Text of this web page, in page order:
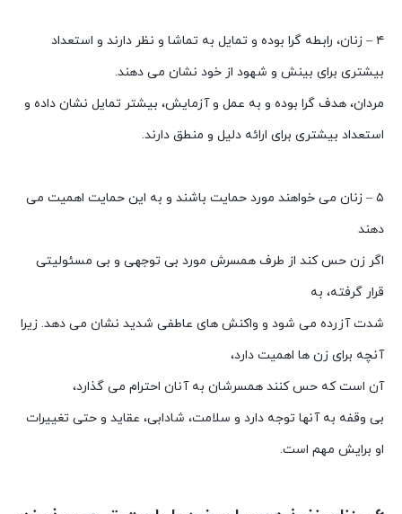
۴ – زنان، رابطه گرا بوده و تمایل به تماشا و نظر دارند و استعداد
بیشتری برای بینش و شهود از خود نشان می دهند.
مردان، هدف گرا بوده و به عمل و آزمایش، بیشتر تمایل نشان داده و
استعداد بیشتری برای ارائه دلیل و منطق دارند.
۵ – زنان می خواهند مورد حمایت باشند و به این حمایت اهمیت می
دهند
اگر زن حس کند از طرف همسرش مورد بی توجهی و بی مسئولیتی
قرار گرفته، به
شدت آزرده می شود و واکنش های عاطفی شدید نشان می دهد. زیرا
آنچه برای زن ها اهمیت دارد،
آن است که حس کنند همسرشان به آنان احترام می گذارد،
بی وقفه به آنها توجه دارد و سلامت، شادابی، عقاید و حتی تغییرات
او برایش مهم است.